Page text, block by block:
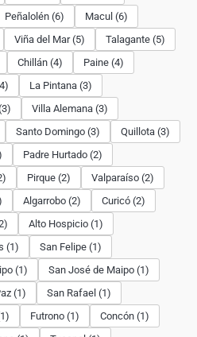
Peñalolén (6)
Macul (6)
Viña del Mar (5)
Talagante (5)
Chillán (4)
Paine (4)
La Pintana (3)
Villa Alemana (3)
Santo Domingo (3)
Quillota (3)
Padre Hurtado (2)
Pirque (2)
Valparaíso (2)
Algarrobo (2)
Curicó (2)
Alto Hospicio (1)
(1)
San Felipe (1)
(1)
San José de Maipo (1)
(1)
San Rafael (1)
Futrono (1)
Concón (1)